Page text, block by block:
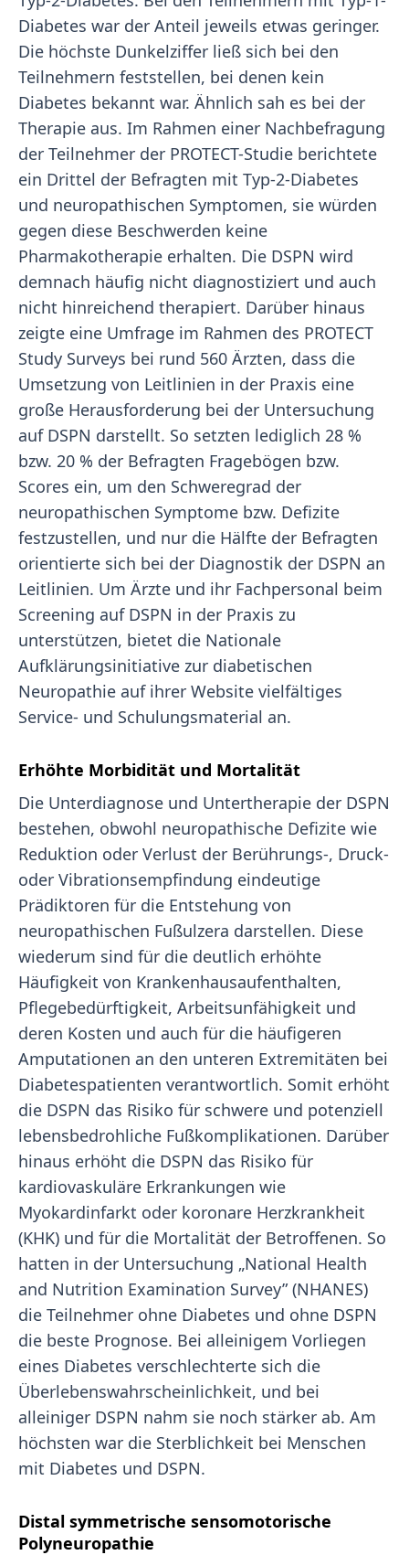
Diabetes war der Anteil jeweils etwas geringer.
Die höchste Dunkelziffer ließ sich bei den
Teilnehmern feststellen, bei denen kein
Diabetes bekannt war. Ähnlich sah es bei der
Therapie aus. Im Rahmen einer Nachbefragung
der Teilnehmer der PROTECT-Studie berichtete
ein Drittel der Befragten mit Typ-2-Diabetes
und neuropathischen Symptomen, sie würden
gegen diese Beschwerden keine
Pharmakotherapie erhalten. Die DSPN wird
demnach häufig nicht diagnostiziert und auch
nicht hinreichend therapiert. Darüber hinaus
zeigte eine Umfrage im Rahmen des PROTECT
Study Surveys bei rund 560 Ärzten, dass die
Umsetzung von Leitlinien in der Praxis eine
große Herausforderung bei der Untersuchung
auf DSPN darstellt. So setzten lediglich 28 %
bzw. 20 % der Befragten Fragebögen bzw.
Scores ein, um den Schweregrad der
neuropathischen Symptome bzw. Defizite
festzustellen, und nur die Hälfte der Befragten
orientierte sich bei der Diagnostik der DSPN an
Leitlinien. Um Ärzte und ihr Fachpersonal beim
Screening auf DSPN in der Praxis zu
unterstützen, bietet die Nationale
Aufklärungsinitiative zur diabetischen
Neuropathie auf ihrer Website vielfältiges
Service- und Schulungsmaterial an.
Erhöhte Morbidität und Mortalität
Die Unterdiagnose und Untertherapie der DSPN
bestehen, obwohl neuropathische Defizite wie
Reduktion oder Verlust der Berührungs-, Druck-
oder Vibrationsempfindung eindeutige
Prädiktoren für die Entstehung von
neuropathischen Fußulzera darstellen. Diese
wiederum sind für die deutlich erhöhte
Häufigkeit von Krankenhausaufenthalten,
Pflegebedürftigkeit, Arbeitsunfähigkeit und
deren Kosten und auch für die häufigeren
Amputationen an den unteren Extremitäten bei
Diabetespatienten verantwortlich. Somit erhöht
die DSPN das Risiko für schwere und potenziell
lebensbedrohliche Fußkomplikationen. Darüber
hinaus erhöht die DSPN das Risiko für
kardiovaskuläre Erkrankungen wie
Myokardinfarkt oder koronare Herzkrankheit
(KHK) und für die Mortalität der Betroffenen. So
hatten in der Untersuchung „National Health
and Nutrition Examination Survey” (NHANES)
die Teilnehmer ohne Diabetes und ohne DSPN
die beste Prognose. Bei alleinigem Vorliegen
eines Diabetes verschlechterte sich die
Überlebenswahrscheinlichkeit, und bei
alleiniger DSPN nahm sie noch stärker ab. Am
höchsten war die Sterblichkeit bei Menschen
mit Diabetes und DSPN.
Distal symmetrische sensomotorische
Polyneuropathie